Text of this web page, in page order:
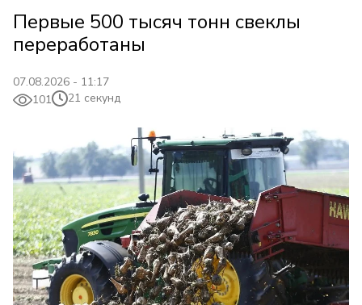
Первые 500 тысяч тонн свеклы
переработаны
07.08.2026 - 11:17
101
21 секунд